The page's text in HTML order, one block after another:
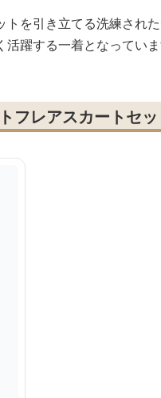
を引き立てる洗練された
躍する一着となっていま
フレアスカートセ